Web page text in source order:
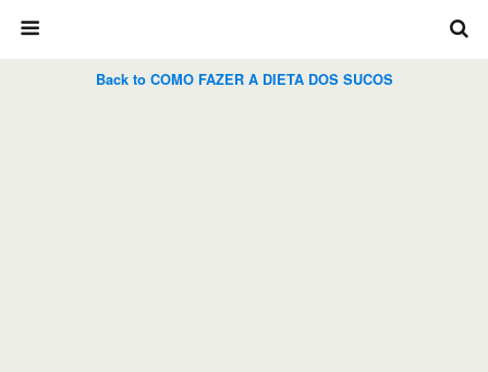
Back to COMO FAZER A DIETA DOS SUCOS